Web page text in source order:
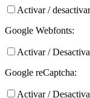
Activar /
Google Webfonts:
Activar /
Google reCaptcha:
Activar /